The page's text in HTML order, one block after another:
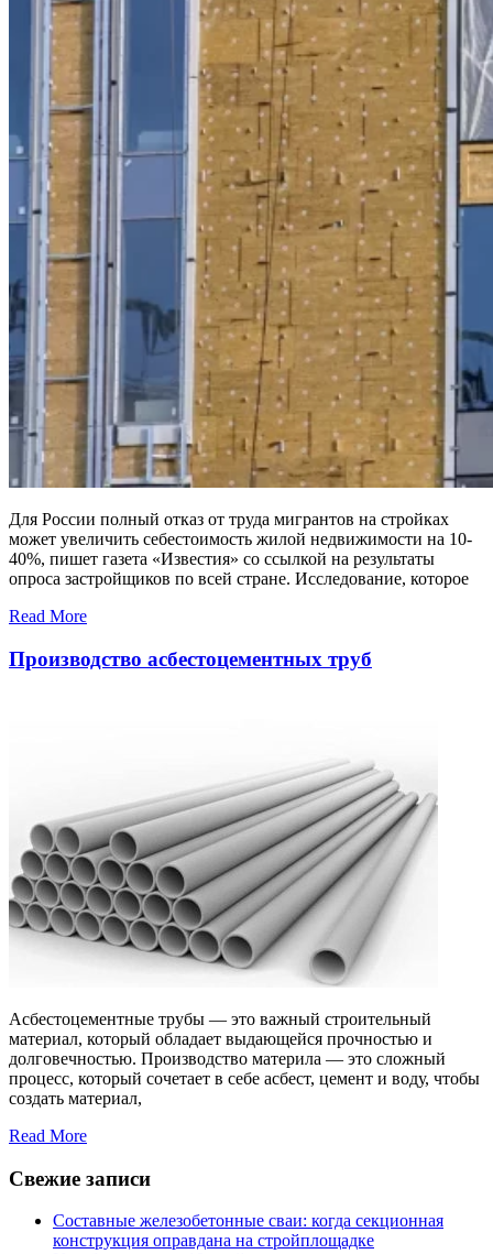
Для России полный отказ от труда мигрантов на стройках
может увеличить себестоимость жилой недвижимости на 10-
40%, пишет газета «Известия» со ссылкой на результаты
опроса застройщиков по всей стране. Исследование, которое
Read More
Производство асбестоцементных труб
Асбестоцементные трубы — это важный строительный
материал, который обладает выдающейся прочностью и
долговечностью. Производство материла — это сложный
процесс, который сочетает в себе асбест, цемент и воду, чтобы
создать материал,
Read More
Свежие записи
Составные железобетонные сваи: когда секционная
конструкция оправдана на стройплощадке